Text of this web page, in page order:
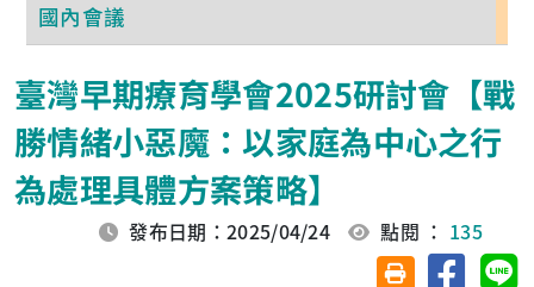
國內會議
臺灣早期療育學會2025研討會【戰
勝情緒小惡魔：以家庭為中心之行
為處理具體方案策略】
發布日期：2025/04/24 點閱 ： 135
友善列印(另開視
分享至